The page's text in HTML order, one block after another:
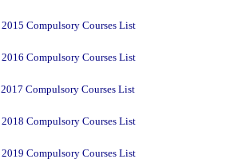
2015 Compulsory Courses List
2016 Compulsory Courses List
2017 Compulsory Courses List
2018 Compulsory Courses List
2019 Compulsory Courses List